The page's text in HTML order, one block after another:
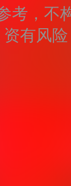
考，不
资有风